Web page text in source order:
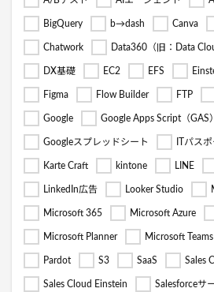
BigQuery b→dash Canva
Chatwork Data360（旧：Data
DX基礎 EC2 EFS
Figma Flow Builder FTP
Google Google Apps Script（GAS）
Googleスプレッドシート ITパス
Karte Craft kintone LINE
LinkedIn広告 Looker Studio
Microsoft 365 Microsoft Azure
Microsoft Planner Microsoft Teams
Pardot S3 SaaS Sales
Sales Cloud Einstein Salesforceサ